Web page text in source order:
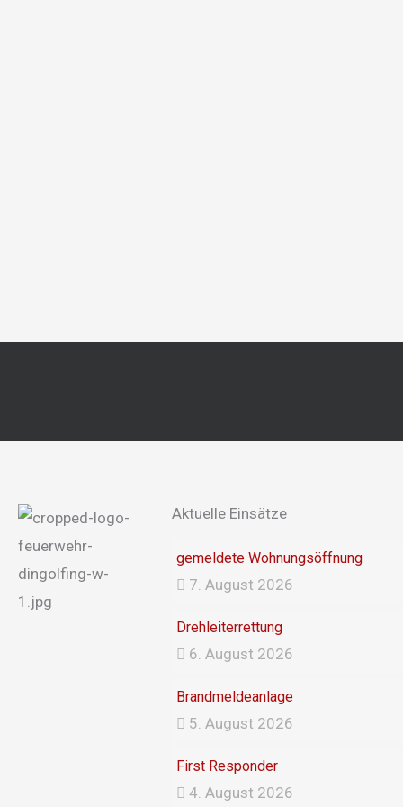
Aktuelle Einsätze
gemeldete Wohnungsöffnung
7. August 2026
Drehleiterrettung
6. August 2026
Brandmeldeanlage
5. August 2026
First Responder
4. August 2026